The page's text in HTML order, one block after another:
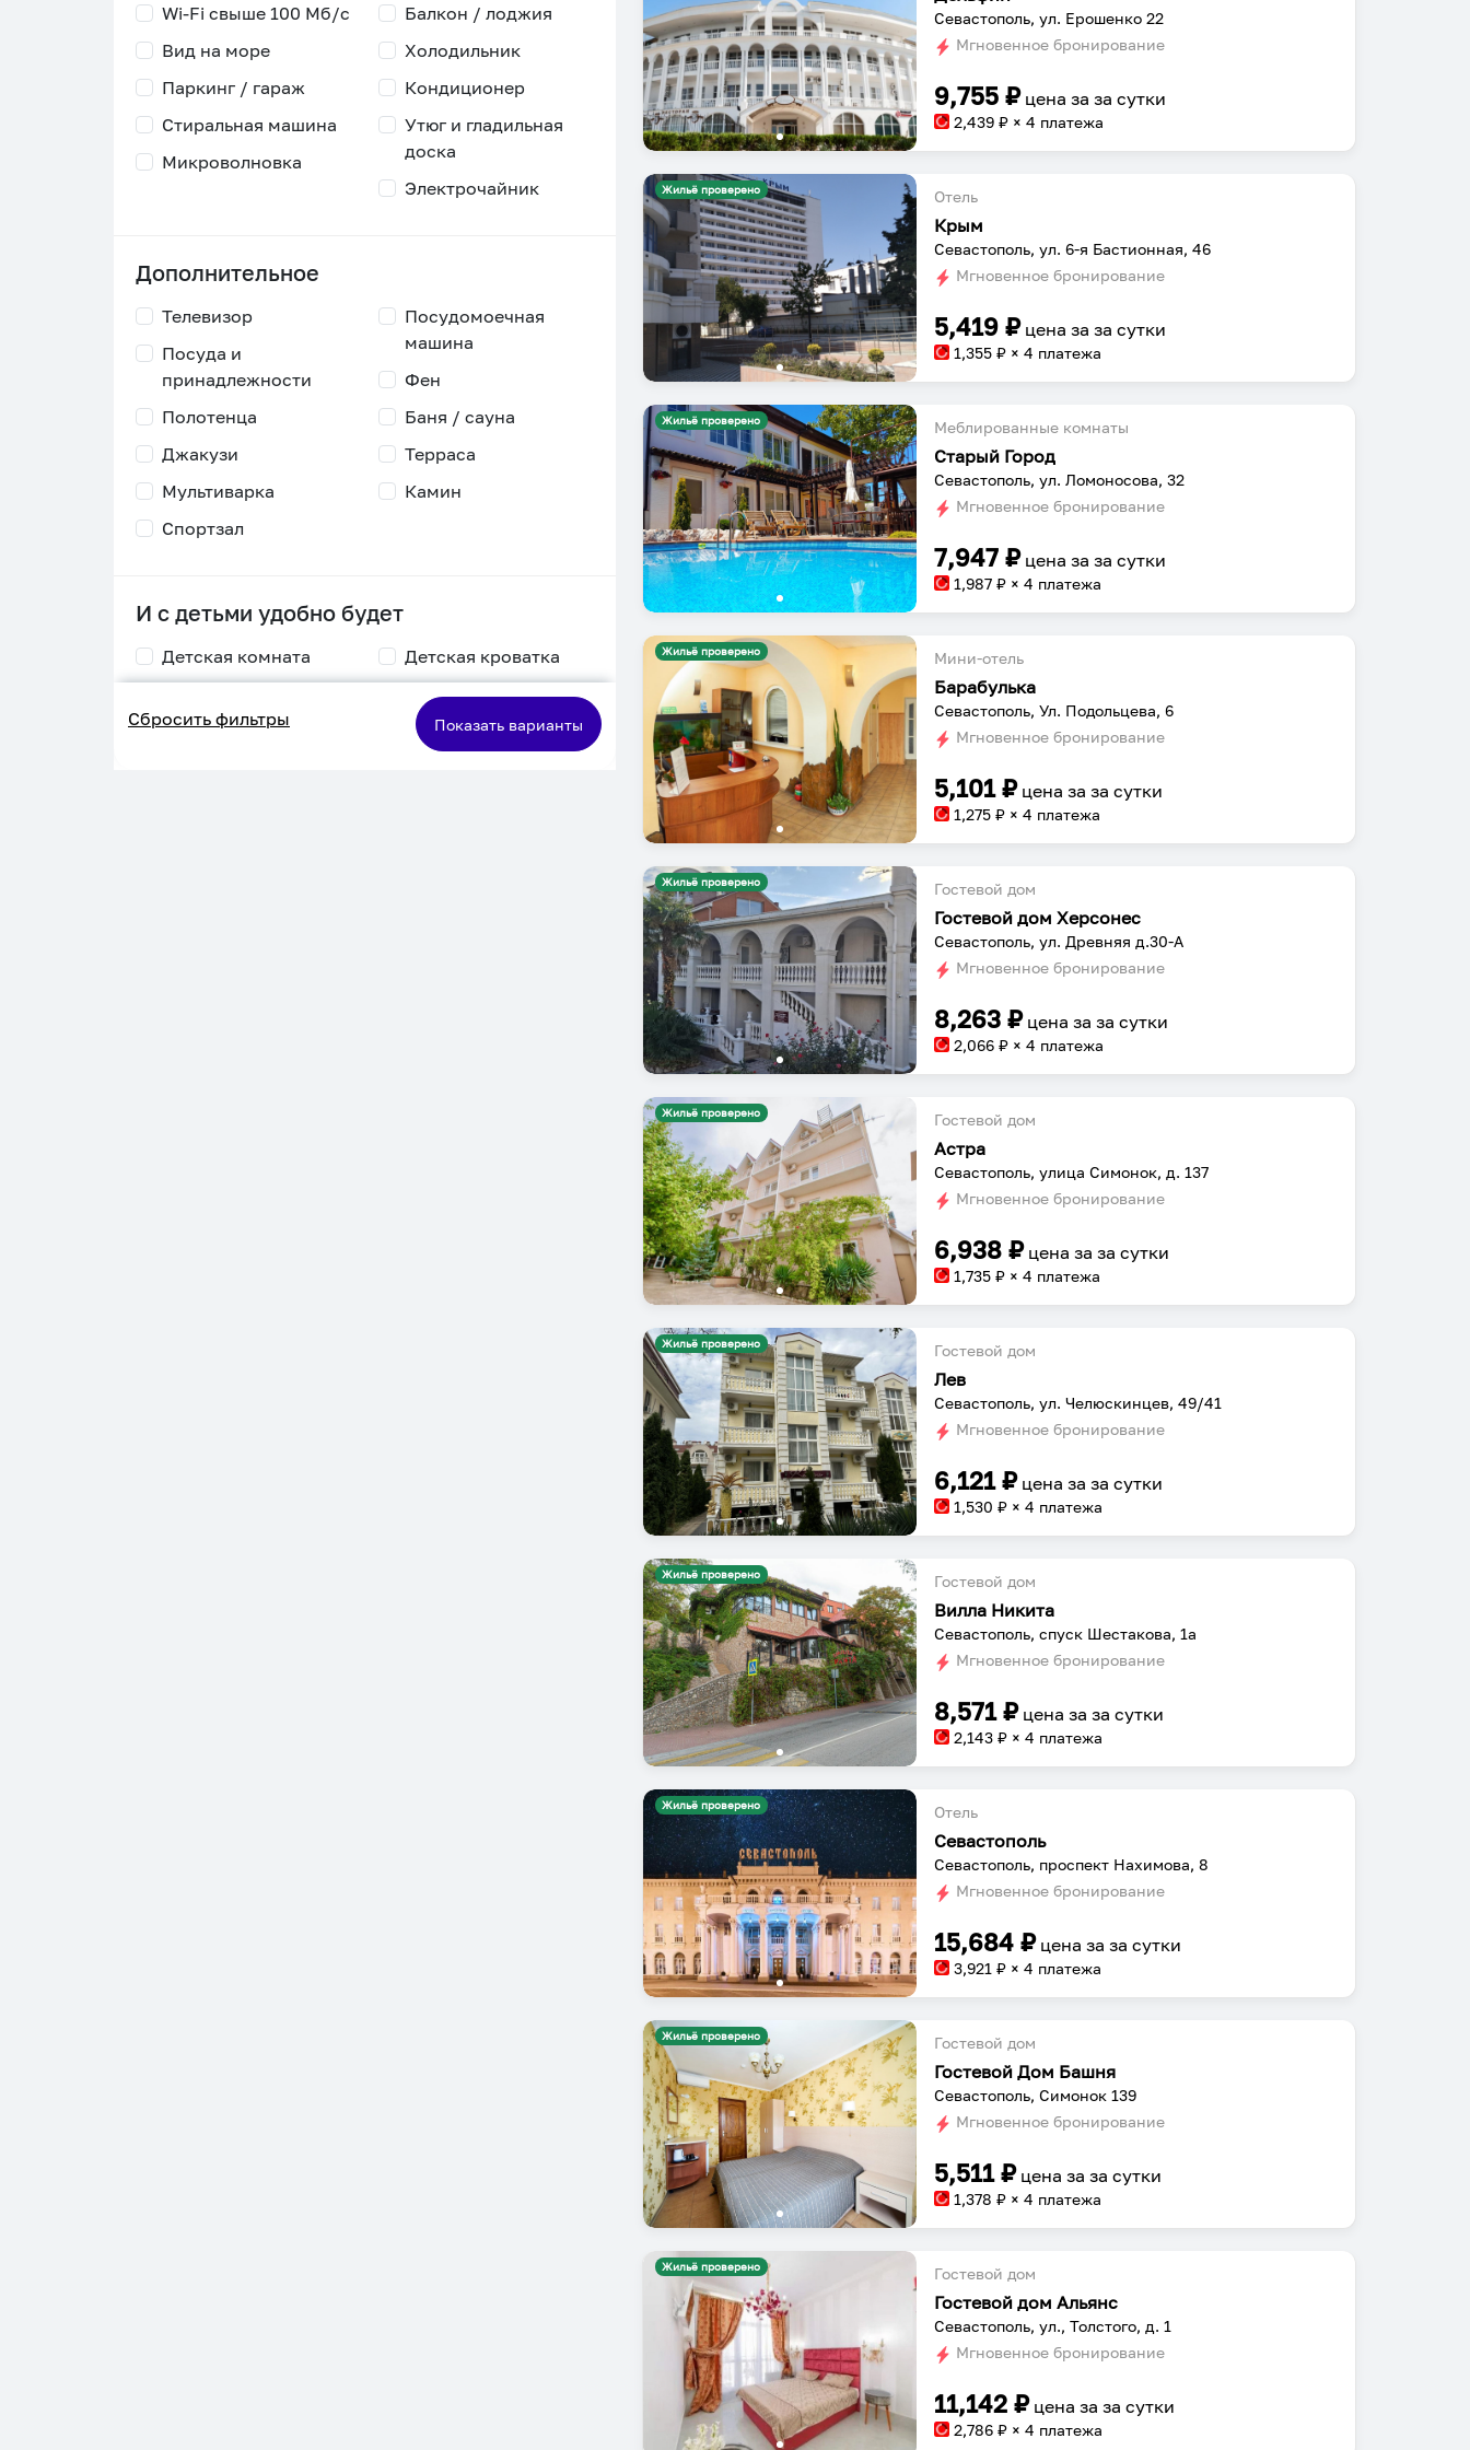
Wi-Fi свыше 100 Мб/с
Балкон / лоджия
Вид на море
Паркинг / гараж
Холодильник
Кондиционер
Стиральная машина
Микроволновка
Утюг и гладильная
доска
Электрочайник
Дополнительное
Телевизор
Посуда и
принадлежности
Посудомоечная
машина
Фен
Полотенца
Джакузи
Баня / сауна
Терраса
Мультиварка
Спортзал
Камин
И с детьми удобно будет
Детская комната
кормления
Детская кроватка
Двухъярусная
кровать
Сбросить фильтры Показать варианты
Севастополь, ул. Ерошенко 22
Мгновенное бронирование
9,755 ₽ цена заза сутки
2,439 ₽ × 4 платежа
Жильё проверено Отель
Крым
Севастополь, ул. 6-я Бастионная, 46
Мгновенное бронирование
5,419 ₽ цена заза сутки
1,355 ₽ × 4 платежа
Жильё проверено Меблированные комнаты
Старый Город
Севастополь, ул. Ломоносова, 32
Мгновенное бронирование
7,947 ₽ цена заза сутки
1,987 ₽ × 4 платежа
Жильё проверено Мини-отель
Барабулька
Севастополь, Ул. Подольцева, 6
Мгновенное бронирование
5,101₽ цена заза сутки
1,275 ₽ × 4 платежа
Жильё проверено Гостевой дом
Гостевой дом Херсонес
Севастополь, ул. Древняя д.30-А
Мгновенное бронирование
8,263 ₽ цена заза сутки
2,066 ₽ × 4 платежа
Жильё проверено Гостевой дом
Астра
Севастополь, улица Симонок, д. 137
Мгновенное бронирование
6,938 ₽ цена заза сутки
1,735 ₽ × 4 платежа
Жильё проверено Гостевой дом
Лев
Севастополь, ул. Челюскинцев, 49/41
Мгновенное бронирование
6,121₽ цена заза сутки
1,530 ₽ × 4 платежа
Жильё проверено Гостевой дом
Вилла Никита
Севастополь, спуск Шестакова, 1а
Мгновенное бронирование
8,571₽ цена заза сутки
2,143 ₽ × 4 платежа
Жильё проверено Отель
Севастополь
Севастополь, проспект Нахимова, 8
Мгновенное бронирование
15,684 ₽ цена заза сутки
3,921 ₽ × 4 платежа
Жильё проверено Гостевой дом
Гостевой Дом Башня
Севастополь, Симонок 139
Мгновенное бронирование
5,511₽ цена заза сутки
1,378 ₽ × 4 платежа
Жильё проверено Гостевой дом
Гостевой дом Альянс
Севастополь, ул., Толстого, д. 1
Мгновенное бронирование
11,142 ₽ цена заза сутки
2,786 ₽ × 4 платежа